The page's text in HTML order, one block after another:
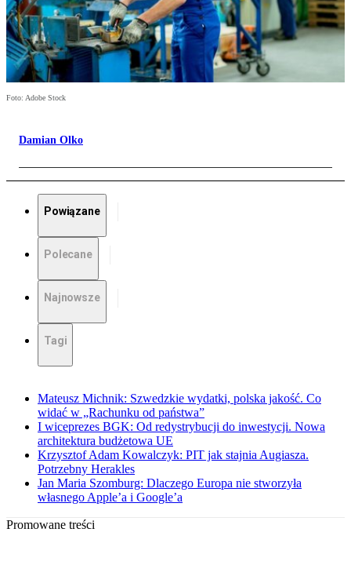
Foto: Adobe Stock
Damian Olko
Powiązane
Polecane
Najnowsze
Tagi
Mateusz Michnik: Szwedzkie wydatki, polska jakość. Co
widać w „Rachunku od państwa”
I wiceprezes BGK: Od redystrybucji do inwestycji. Nowa
architektura budżetowa UE
Krzysztof Adam Kowalczyk: PIT jak stajnia Augiasza.
Potrzebny Herakles
Jan Maria Szomburg: Dlaczego Europa nie stworzyła
własnego Apple’a i Google’a
Promowane treści